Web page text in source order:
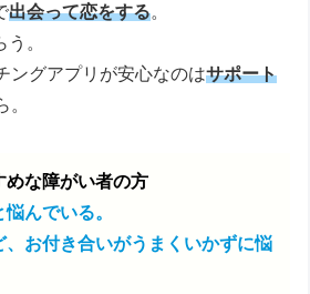
出会って恋をする。
。
ングアプリが安心なのはサポート
。
めな障がい者の方
んでいる。
、お付き合いがうまくいかずに悩